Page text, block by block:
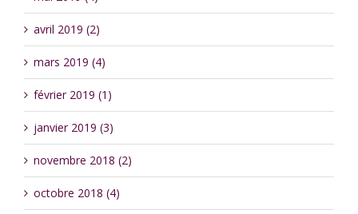
avril 2019 (2)
mars 2019 (4)
février 2019 (1)
janvier 2019 (3)
novembre 2018 (2)
octobre 2018 (4)